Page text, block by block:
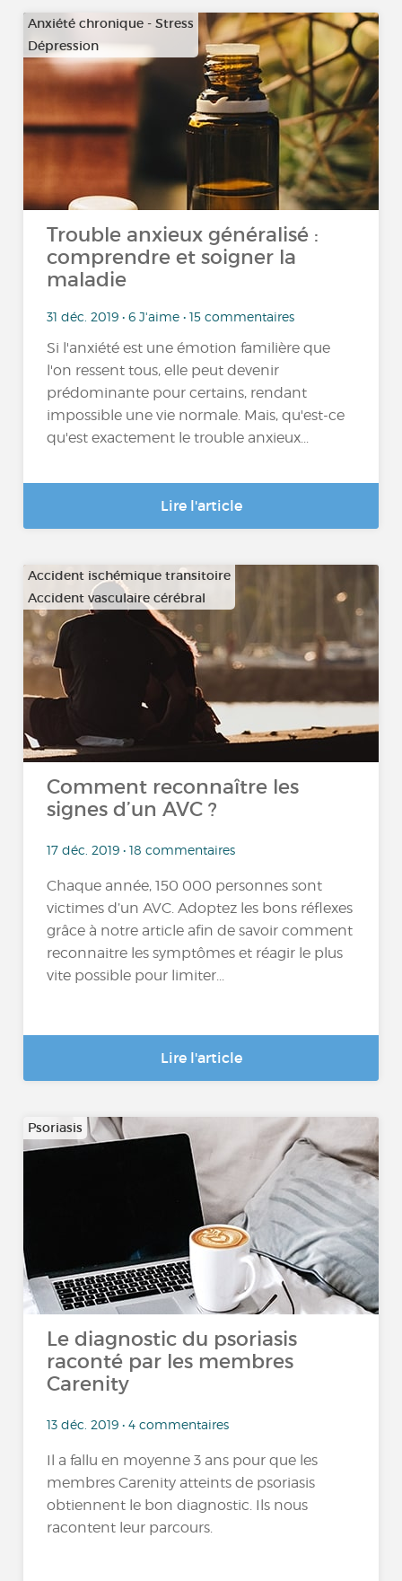
Anxiété chronique - Stress
Dépression
Trouble anxieux généralisé :
comprendre et soigner la
maladie
31 déc. 2019 • 6 J'aime • 15 commentaires
Si l'anxiété est une émotion familière que
l'on ressent tous, elle peut devenir
prédominante pour certains, rendant
impossible une vie normale. Mais, qu'est-ce
qu'est exactement le trouble anxieux...
Lire l'article
Accident ischémique transitoire
Accident vasculaire cérébral
Comment reconnaître les
signes d’un AVC ?
17 déc. 2019 • 18 commentaires
Chaque année, 150 000 personnes sont
victimes d’un AVC. Adoptez les bons réflexes
grâce à notre article afin de savoir comment
reconnaitre les symptômes et réagir le plus
vite possible pour limiter...
Lire l'article
Psoriasis
Le diagnostic du psoriasis
raconté par les membres
Carenity
13 déc. 2019 • 4 commentaires
Il a fallu en moyenne 3 ans pour que les
membres Carenity atteints de psoriasis
obtiennent le bon diagnostic. Ils nous
racontent leur parcours.